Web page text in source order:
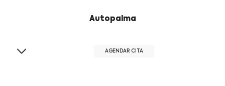
AGENDAR CITA
Autopalma